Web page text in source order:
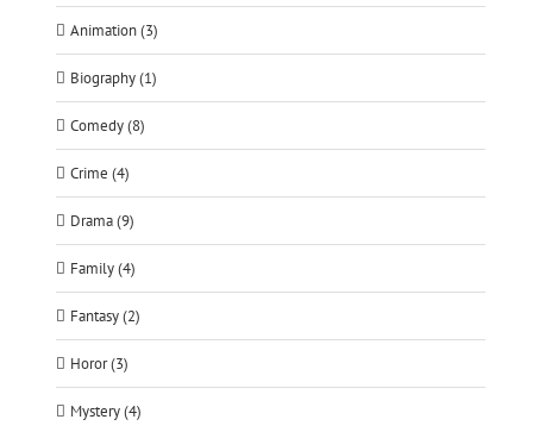
Animation (3)
Biography (1)
Comedy (8)
Crime (4)
Drama (9)
Family (4)
Fantasy (2)
Horor (3)
Mystery (4)